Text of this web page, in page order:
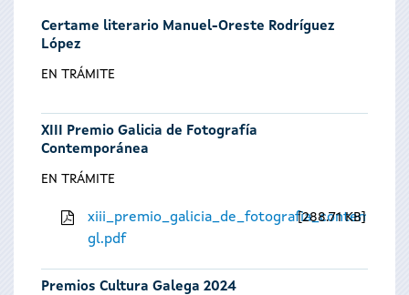
aquíCertame literario Manuel-Oreste Rodríguez
López
EN TRÁMITE
XIII Premio Galicia de Fotografía
Contemporánea
EN TRÁMITE
gl.pdf
288.71 KB
Premios Cultura Galega 2024